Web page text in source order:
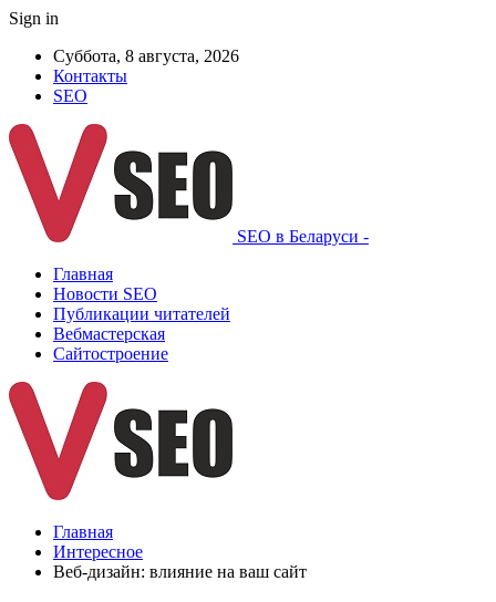
Sign in
Суббота, 8 августа, 2026
Контакты
SEO
SEO в Беларуси -
Главная
Новости SEO
Публикации читателей
Вебмастерская
Сайтостроение
Главная
Интересное
Веб-дизайн: влияние на ваш сайт